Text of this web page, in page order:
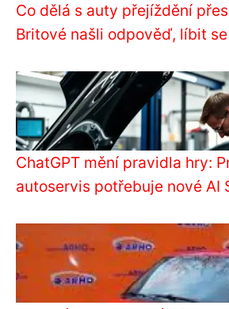
Co dělá s auty přejíždění
Britové našli odpověď, líbit
ChatGPT mění pravidla hry:
autoservis potřebuje nové AI